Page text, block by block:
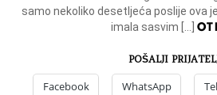
samo nekoliko desetljeća poslije ova
imala sasvim […]
POŠALJI
Facebook WhatsApp